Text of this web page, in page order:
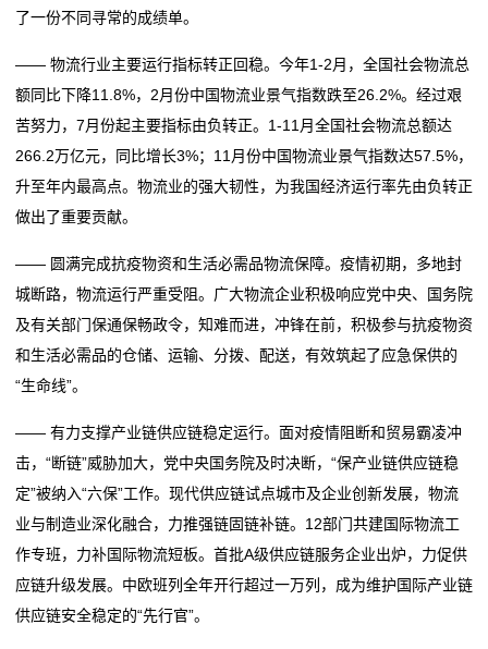
了一份不同寻常的成绩单。
—— 物流行业主要运行指标转正回稳。今年1-2月，全国社会物流总
额同比下降11.8%，2月份中国物流业景气指数跌至26.2%。经过艰
苦努力，7月份起主要指标由负转正。1-11月全国社会物流总额达
266.2万亿元，同比增长3%；11月份中国物流业景气指数达57.5%，
升至年内最高点。物流业的强大韧性，为我国经济运行率先由负转正
做出了重要贡献。
—— 圆满完成抗疫物资和生活必需品物流保障。疫情初期，多地封
城断路，物流运行严重受阻。广大物流企业积极响应党中央、国务院
及有关部门保通保畅政令，知难而进，冲锋在前，积极参与抗疫物资
和生活必需品的仓储、运输、分拨、配送，有效筑起了应急保供的
“生命线”。
—— 有力支撑产业链供应链稳定运行。面对疫情阻断和贸易霸凌冲
击，“断链”威胁加大，党中央国务院及时决断，“保产业链供应链稳
定”被纳入“六保”工作。现代供应链试点城市及企业创新发展，物流
业与制造业深化融合，力推强链固链补链。12部门共建国际物流工
作专班，力补国际物流短板。首批A级供应链服务企业出炉，力促供
应链升级发展。中欧班列全年开行超过一万列，成为维护国际产业链
供应链安全稳定的“先行官”。